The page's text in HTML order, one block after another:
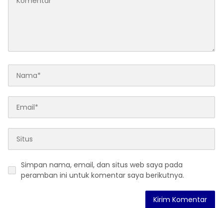
Simpan nama, email, dan situs web saya pada
peramban ini untuk komentar saya berikutnya.